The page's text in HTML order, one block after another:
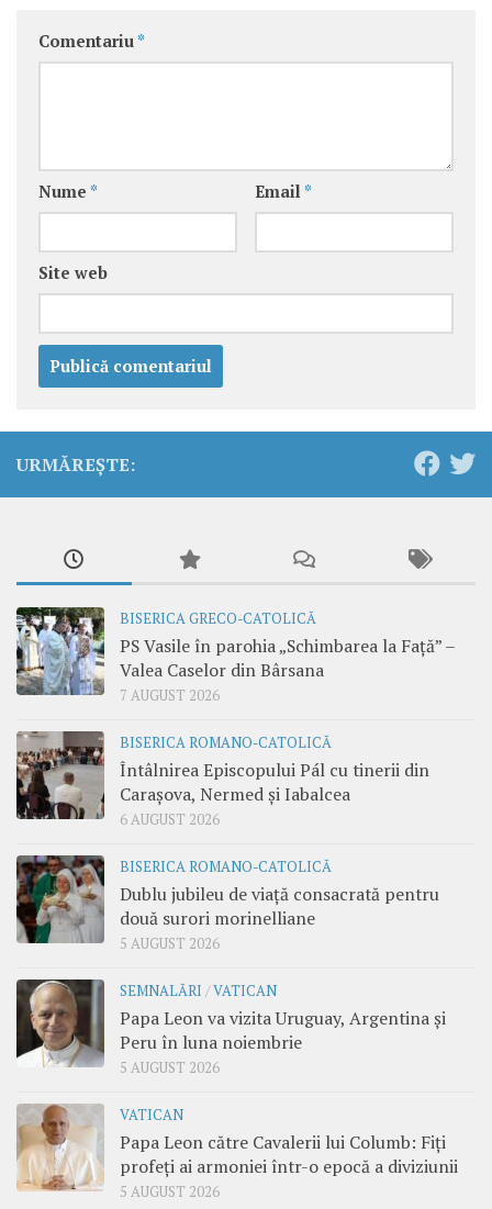
Comentariu *
Nume * Email *
Site web
URMĂREȘTE:
BISERICA GRECO-CATOLICĂ
PS Vasile în parohia „Schimbarea la Față” –
Valea Caselor din Bârsana
7 AUGUST 2026
BISERICA ROMANO-CATOLICĂ
Întâlnirea Episcopului Pál cu tinerii din
Carașova, Nermed și Iabalcea
6 AUGUST 2026
BISERICA ROMANO-CATOLICĂ
Dublu jubileu de viață consacrată pentru
două surori morinelliane
5 AUGUST 2026
SEMNALĂRI /VATICAN
Papa Leon va vizita Uruguay, Argentina și
Peru în luna noiembrie
5 AUGUST 2026
VATICAN
Papa Leon către Cavalerii lui Columb: Fiți
profeți ai armoniei într-o epocă a diviziunii
5 AUGUST 2026